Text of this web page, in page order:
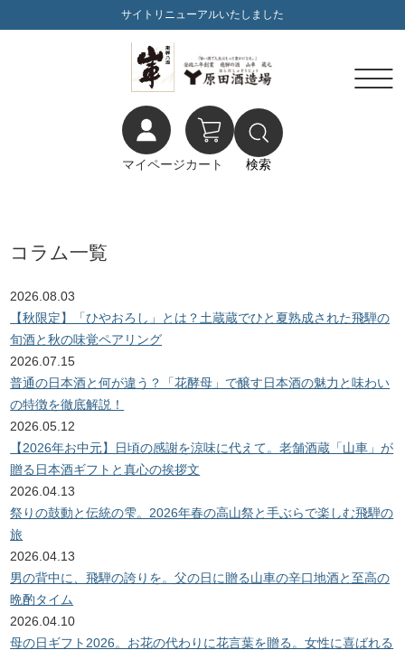
サイトリニューアルいたしました
マイページカート 検索
コラム一覧
2026.08.03
【秋限定】「ひやおろし」とは？土蔵蔵でひと夏熟成された飛騨の
旬酒と秋の味覚ペアリング
2026.07.15
普通の日本酒と何が違う？「花酵母」で醸す日本酒の魅力と味わい
の特徴を徹底解説！
2026.05.12
【2026年お中元】日頃の感謝を涼味に代えて。老舗酒蔵「山車」が
贈る日本酒ギフトと真心の挨拶文
2026.04.13
祭りの鼓動と伝統の雫。2026年春の高山祭と手ぶらで楽しむ飛騨の
旅
2026.04.13
男の背中に、飛騨の誇りを。父の日に贈る山車の辛口地酒と至高の
晩酌タイム
2026.04.10
母の日ギフト2026。お花の代わりに花言葉を贈る。女性に喜ばれる